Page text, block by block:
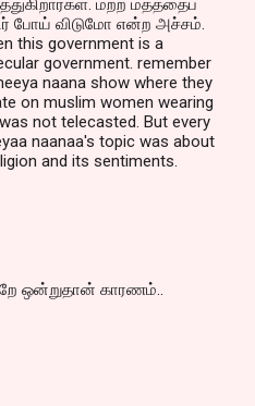
போய் விடுமோ என்ற அச்சம்.
government is a
government. remember
naana show where they
on muslim women wearing
not telecasted. But every
naanaa's topic was about
and its sentiments.
ஒன்றுதான் காரணம்..